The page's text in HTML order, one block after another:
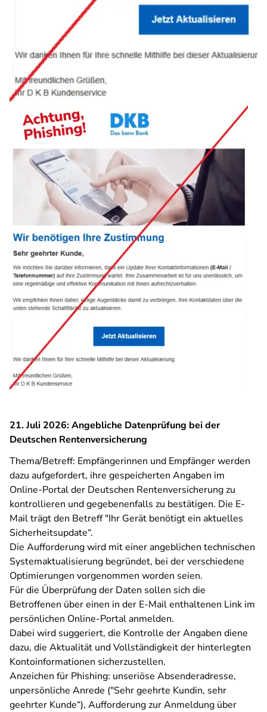
21. Juli 2026: Angebliche Datenprüfung bei der
Deutschen Rentenversicherung
Thema/Betreff: Empfängerinnen und Empfänger werden
dazu aufgefordert, ihre gespeicherten Angaben im
Online-Portal der Deutschen Rentenversicherung zu
kontrollieren und gegebenenfalls zu bestätigen. Die E-
Mail trägt den Betreff "Ihr Gerät benötigt ein aktuelles
Sicherheitsupdate“.
Die Aufforderung wird mit einer angeblichen technischen
Systemaktualisierung begründet, bei der verschiedene
Optimierungen vorgenommen worden seien.
Für die Überprüfung der Daten sollen sich die
Betroffenen über einen in der E-Mail enthaltenen Link im
persönlichen Online-Portal anmelden.
Dabei wird suggeriert, die Kontrolle der Angaben diene
dazu, die Aktualität und Vollständigkeit der hinterlegten
Kontoinformationen sicherzustellen.
Anzeichen für Phishing: unseriöse Absenderadresse,
unpersönliche Anrede ("Sehr geehrte Kundin, sehr
geehrter Kunde“), Aufforderung zur Anmeldung über